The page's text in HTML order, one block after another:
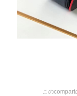
このcompart